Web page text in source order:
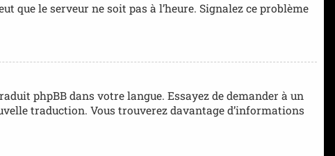
que le serveur ne soit pas à l’heure. Signalez ce problème
phpBB dans votre langue. Essayez de demander à un
traduction. Vous trouverez davantage d’informations